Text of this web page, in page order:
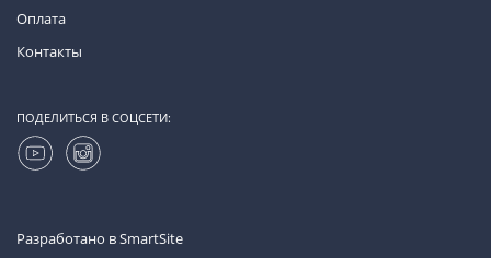
Оплата
Контакты
ПОДЕЛИТЬСЯ В СОЦСЕТИ:
Разработано вSmartSite